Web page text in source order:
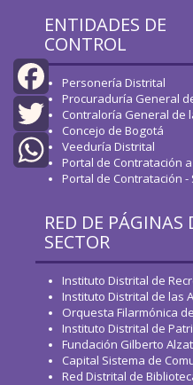
Facebook
Twitter
WhatsApp
ENTIDADES DE
CONTROL
Personería Distrital
Procuraduría General
Contraloría General de
Concejo de Bogotá
Veeduría Distrital
Portal de Contratación
Portal de Contratación -
RED DE PÁGINAS
SECTOR
Instituto Distrital de
Instituto Distrital de las
Orquesta Filarmónica
Instituto Distrital de
Fundación Gilberto
Capital Sistema de
Red Distrital de